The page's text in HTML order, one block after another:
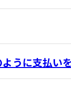
うに支払い